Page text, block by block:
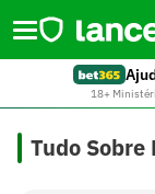
18+
Tudo Sobre